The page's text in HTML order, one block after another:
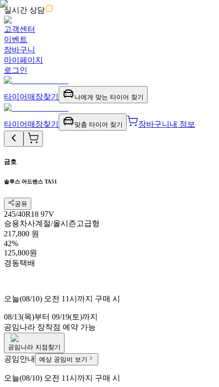
실시간 상담
고객센터
이벤트
장바구니
마이페이지
로그인
타이어 매장찾기 나에게 맞는 타이어 찾기
타이어 매장찾기 맞춤 타이어 찾기 장바구니 내 정보
금호
솔루스 어드밴스 TA51
공유
245/40R18 97V
승용차사계절/올시즌고급형
217,800 원
42%
125,800원
경동택배
오늘(08/10) 오전 11시까지 구매 시
08/13(목)부터 09/19(토)까지
공임나라 장착점 예약 가능
공임나라 지점찾기
공임안내 예상 공임비 보기
오늘(08/10) 오전 11시까지 구매 시